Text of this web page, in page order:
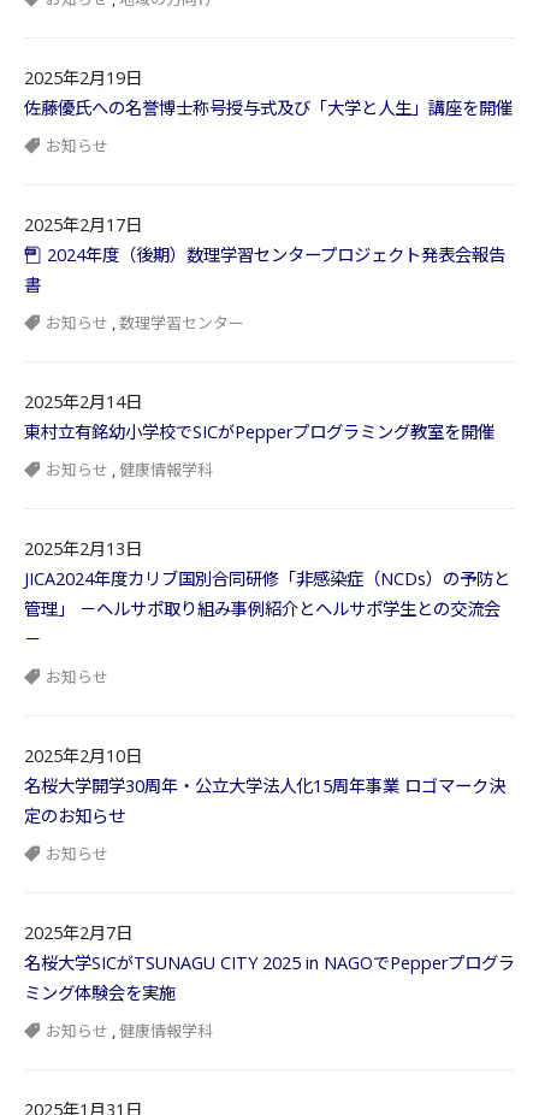
2025年2月19日
佐藤優氏への名誉博士称号授与式及び「大学と人生」講座を開催
お知らせ
2025年2月17日
2024年度（後期）数理学習センタープロジェクト発表会報告
書
お知らせ ,数理学習センター
2025年2月14日
東村立有銘幼小学校でSICがPepperプログラミング教室を開催
お知らせ ,健康情報学科
2025年2月13日
JICA2024年度カリブ国別合同研修「非感染症（NCDs）の予防と
管理」 －ヘルサポ取り組み事例紹介とヘルサポ学生との交流会
－
お知らせ
2025年2月10日
名桜大学開学30周年・公立大学法人化15周年事業 ロゴマーク決
定のお知らせ
お知らせ
2025年2月7日
名桜大学SICがTSUNAGU CITY 2025 in NAGOでPepperプログラ
ミング体験会を実施
お知らせ ,健康情報学科
2025年1月31日